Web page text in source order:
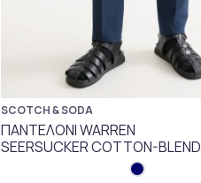
SCOTCH & SODA
ΠΑΝΤΕΛΟΝΙ WARREN
SEERSUCKER COTTON-BLEND